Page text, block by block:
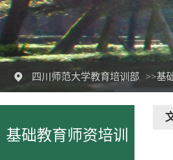
四川师范大学教育培训部 >>基
基础教育师资培训